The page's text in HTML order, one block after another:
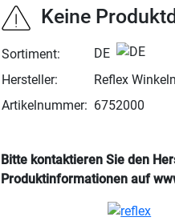
Keine
Sortiment:
DE
Hersteller:
Reflex
Artikelnummer: 6752000
Bitte kontaktieren Sie den
Produktinformationen auf